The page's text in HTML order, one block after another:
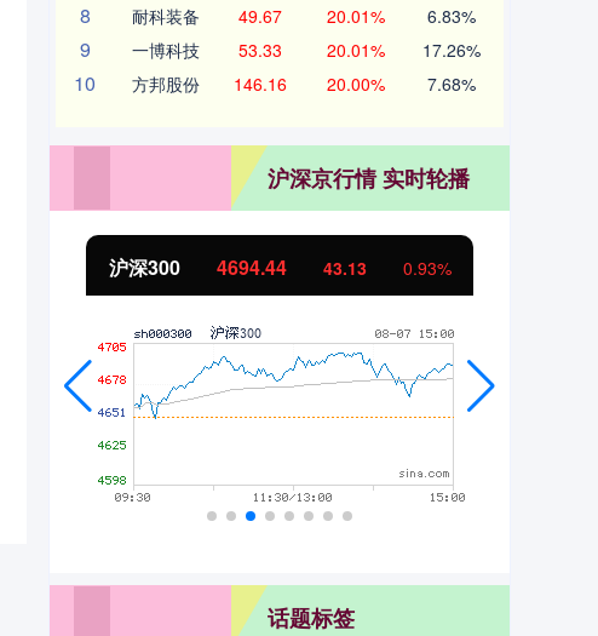
8 耐科装备 49.67 20.01% 6.83%
9 一博科技 53.33 20.01% 17.26%
10 方邦股份 146.16 20.00% 7.68%
沪深京行情 实时轮播
北证50 1134.24 11.37 1.01%
话题标签